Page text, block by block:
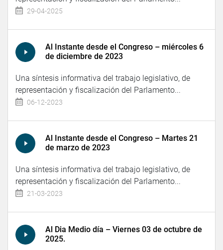
29-04-2025
Al Instante desde el Congreso – miércoles 6
de diciembre de 2023
Una síntesis informativa del trabajo legislativo, de
representación y fiscalización del Parlamento...
06-12-2023
Al Instante desde el Congreso – Martes 21
de marzo de 2023
Una síntesis informativa del trabajo legislativo, de
representación y fiscalización del Parlamento...
21-03-2023
Al Dia Medio día – Viernes 03 de octubre de
2025.